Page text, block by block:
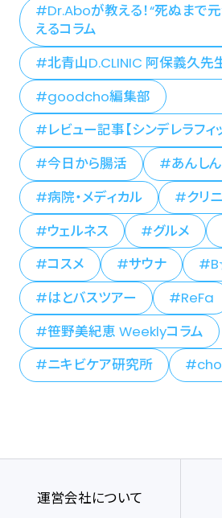
Dr.Aboが教える！“死ぬまで
えるコラム
北青山D.CLINIC 阿保義久先
goodcho編集部
レビュー記事【シンデレラフィ
今日から腸活
あんし
病院・メディカル
クリ
ウェルネス
グルメ
コスメ
サウナ
はとバスツアー
ReFa
笹野美紀恵 Weeklyコラム
ニキビケア研究所
運営会社について